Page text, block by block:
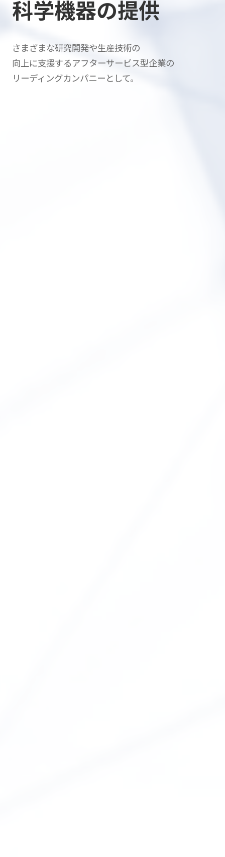
科学機器の提供
さまざまな研究開発や生産技術の
向上に支援するアフターサービス型企業の
リーディングカンパニーとして。